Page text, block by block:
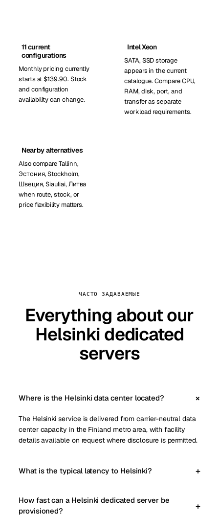
11 current
configurations
Monthly pricing currently
starts at $139.90. Stock
and configuration
availability can change.
Intel Xeon
SATA, SSD storage
appears in the current
catalogue. Compare CPU,
RAM, disk, port, and
transfer as separate
workload requirements.
Nearby alternatives
Also compare Tallinn,
Эстония, Stockholm,
Швеция, Siauliai, Литва
when route, stock, or
price flexibility matters.
ЧАСТО ЗАДАВАЕМЫЕ
Everything about our
Helsinki dedicated
servers
Where is the Helsinki data center located?
The Helsinki service is delivered from carrier-neutral data
center capacity in the Finland metro area, with facility
details available on request where disclosure is permitted.
What is the typical latency to Helsinki?
How fast can a Helsinki dedicated server be
provisioned?